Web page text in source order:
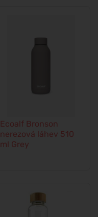
Ecoalf Bronson
nerezová láhev 510
ml Grey